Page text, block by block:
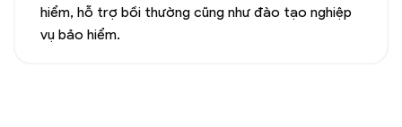
hiểm, hỗ trợ bồi thường cũng như đào tạo nghiệp
vụ bảo hiểm.